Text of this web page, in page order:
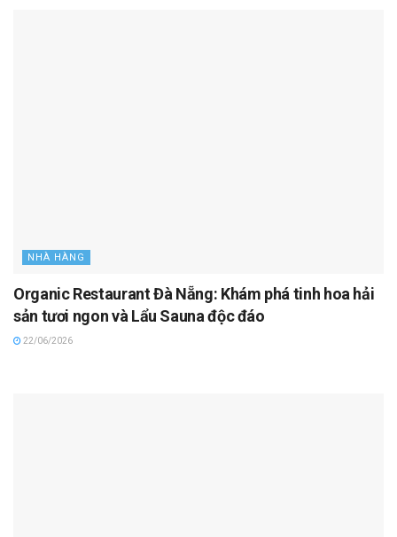
NHÀ HÀNG
Organic Restaurant Đà Nẵng: Khám phá tinh hoa hải
sản tươi ngon và Lẩu Sauna độc đáo
22/06/2026